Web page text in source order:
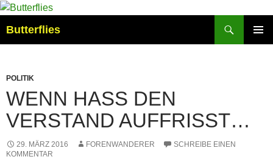
Butterflies
POLITIK
WENN HASS DEN
VERSTAND AUFFRISST…
29. MÄRZ 2016 FORENWANDERER
SCHREIBE EINEN
KOMMENTAR